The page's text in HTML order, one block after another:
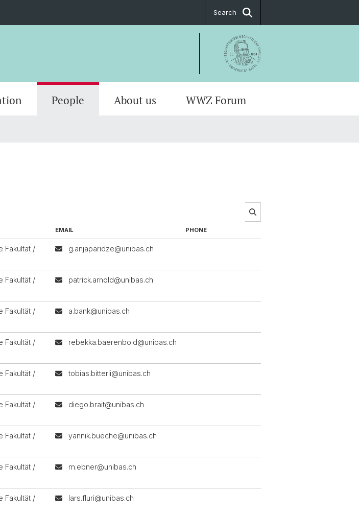
Search
People About us WWZ Forum
EMAIL PHONE
Fakultät /
g.anjaparidze@unibas.ch
Fakultät /
patrick.arnold@unibas.ch
Fakultät /
a.bank@unibas.ch
Fakultät /
rebekka.baerenbold@unibas.ch
Fakultät /
tobias.bitterli@unibas.ch
Fakultät /
diego.brait@unibas.ch
Fakultät /
yannik.bueche@unibas.ch
Fakultät /
m.ebner@unibas.ch
Fakultät /
lars.fluri@unibas.ch